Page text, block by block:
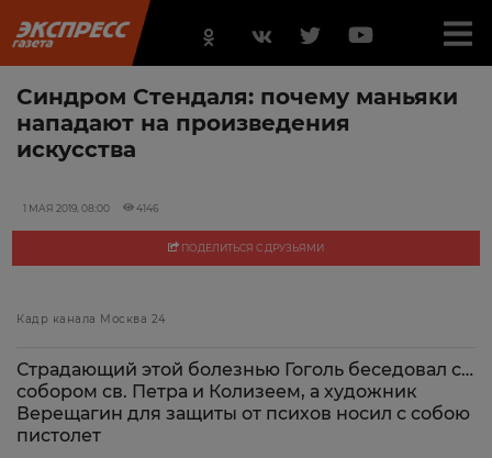
Синдром Стендаля: почему маньяки
нападают на произведения
искусства
1 МАЯ 2019, 08:00 4146
ПОДЕЛИТЬСЯ С ДРУЗЬЯМИ
Кадр канала Москва 24
Страдающий этой болезнью Гоголь беседовал с…
собором св. Петра и Колизеем, а художник
Верещагин для защиты от психов носил с собою
пистолет